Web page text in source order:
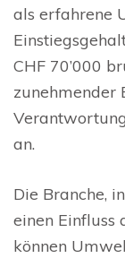
als erfahrene
CHF 70’000
zunehmender
an.
Die Branche,
einen Einfluss
können